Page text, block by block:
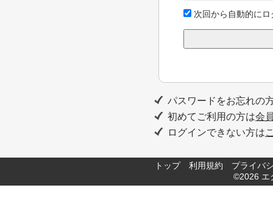
次回から自動的に
パスワードをお忘れの
初めてご利用の方は会
ログインできない方は
トップ 利用規約
プライバ
©2026 エ